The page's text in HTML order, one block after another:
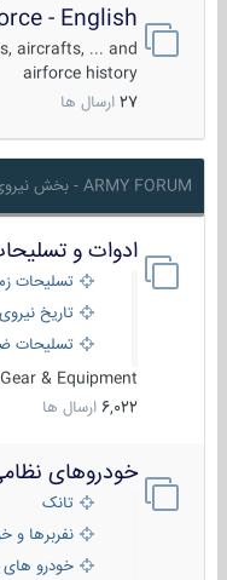
- English
aircrafts, ... and
airforce history
27 ارسال ها
ARMY FORUM - بخش نیروی زمینی
ادوات و
تسلیحات
تاریخ نیروی
تسلیحات ضد
Gear & Equipment
6,022 ارسال ها
خودروهای
تانک
نفربرها و
خودرو های